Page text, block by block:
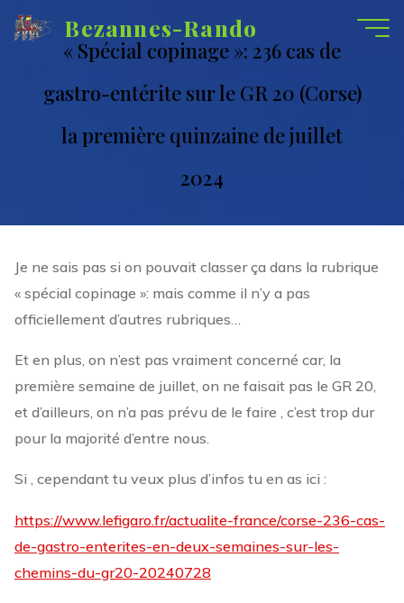
Aller
au
Bezannes-Rando
« Spécial copinage »: 236 cas de
gastro-entérite sur le GR 20 (Corse)
la première quinzaine de juillet
2024
Je ne sais pas si on pouvait classer ça dans la rubrique
« spécial copinage »: mais comme il n’y a pas
officiellement d’autres rubriques…
Et en plus, on n’est pas vraiment concerné car, la
première semaine de juillet, on ne faisait pas le GR 20,
et d’ailleurs, on n’a pas prévu de le faire , c’est trop dur
pour la majorité d’entre nous.
Si , cependant tu veux plus d’infos tu en as ici :
https://www.lefigaro.fr/actualite-france/corse-236-cas-
de-gastro-enterites-en-deux-semaines-sur-les-
chemins-du-gr20-20240728